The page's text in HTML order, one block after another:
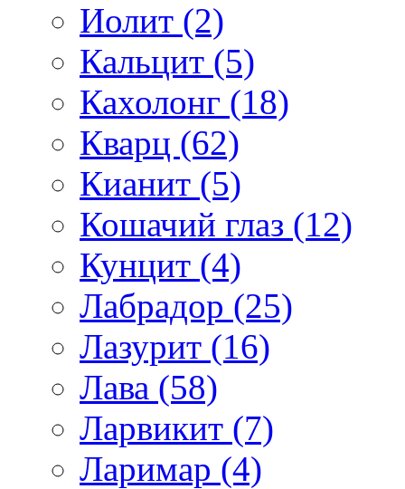
Иолит (2)
Кальцит (5)
Кахолонг (18)
Кварц (62)
Кианит (5)
Кошачий глаз (12)
Кунцит (4)
Лабрадор (25)
Лазурит (16)
Лава (58)
Ларвикит (7)
Ларимар (4)